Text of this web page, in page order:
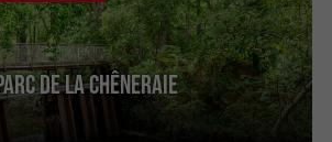
de la Chêneraie